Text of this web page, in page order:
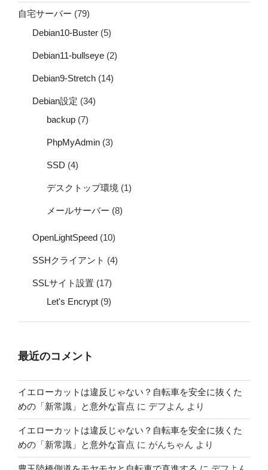
自宅サーバー (79)
Debian10-Buster (5)
Debian11-bullseye (2)
Debian9-Stretch (14)
Debian設定 (34)
backup (7)
PhpMyAdmin (3)
SSD (4)
デスクトップ環境 (1)
メールサーバー (8)
OpenLightSpeed (10)
SSHクライアント (4)
SSLサイト設置 (17)
Let's Encrypt (9)
最近のコメント
イエローカットは違反じゃない？自転車を安全に抜くた
めの「新常識」と意外な盲点 に デフよん より
イエローカットは違反じゃない？自転車を安全に抜くた
めの「新常識」と意外な盲点 に がんちゃん より